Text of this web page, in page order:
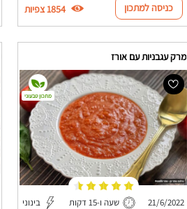
כניסה למתכון 1854 צפיות
מרק עגבניות עם אורז
21/6/2022 שעה ו-15 דקות בינוני
מתכון טבעוני